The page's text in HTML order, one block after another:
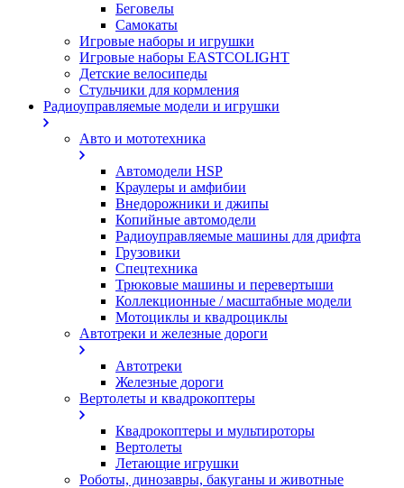
Беговелы
Самокаты
Игровые наборы и игрушки
Игровые наборы EASTCOLIGHT
Детские велосипеды
Стульчики для кормления
Радиоуправляемые модели и игрушки
Авто и мототехника
Автомодели HSP
Краулеры и амфибии
Внедорожники и джипы
Копийные автомодели
Радиоуправляемые машины для дрифта
Грузовики
Спецтехника
Трюковые машины и перевертыши
Коллекционные / масштабные модели
Мотоциклы и квадроциклы
Автотреки и железные дороги
Автотреки
Железные дороги
Вертолеты и квадрокоптеры
Квадрокоптеры и мультироторы
Вертолеты
Летающие игрушки
Роботы, динозавры, бакуганы и животные